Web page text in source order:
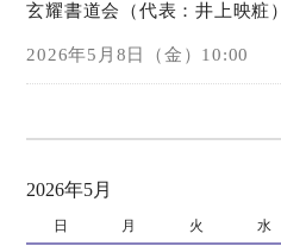
玄耀書道会（代表：井上映粧）
2026年5月8日（金）10:00
2026年5月
日 月 火 水